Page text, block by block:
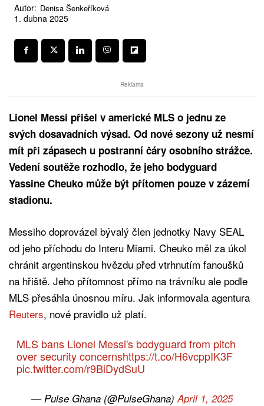
Autor: Denisa Šenkeříková
1. dubna 2025
Reklama
Lionel Messi přišel v americké MLS o jednu ze
svých dosavadních výsad. Od nové sezony už nesmí
mít při zápasech u postranní čáry osobního strážce.
Vedení soutěže rozhodlo, že jeho bodyguard
Yassine Cheuko může být přítomen pouze v zázemí
stadionu.
Messiho doprovázel bývalý člen jednotky Navy SEAL
od jeho příchodu do Interu Miami. Cheuko měl za úkol
chránit argentinskou hvězdu před vtrhnutím fanoušků
na hřiště. Jeho přítomnost přímo na trávníku ale podle
MLS přesáhla únosnou míru. Jak informovala agentura
Reuters, nové pravidlo už platí.
MLS bans Lionel Messi's bodyguard from pitch
over security concernshttps://t.co/H6vcppIK3F
pic.twitter.com/r9BiDydSuU
— Pulse Ghana (@PulseGhana) April 1, 2025